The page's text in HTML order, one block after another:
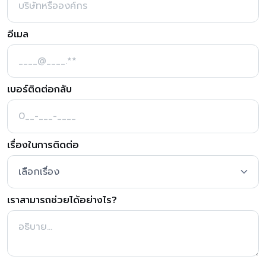
อีเมล
เบอร์ติดต่อกลับ
เรื่องในการติดต่อ
เราสามารถช่วยได้อย่างไร?